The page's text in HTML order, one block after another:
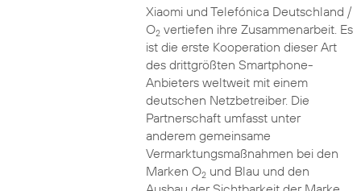
Xiaomi und Telefónica Deutschland /
O2vertiefen ihre Zusammenarbeit. Es
ist die erste Kooperation dieser Art
des drittgrößten Smartphone-
Anbieters weltweit mit einem
deutschen Netzbetreiber. Die
Partnerschaft umfasst unter
anderem gemeinsame
Vermarktungsmaßnahmen bei den
Marken O2und Blau und den